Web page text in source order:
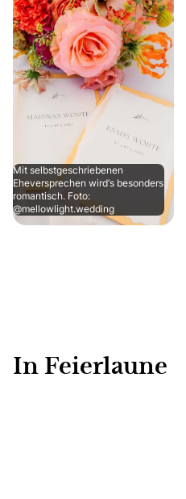
Mit selbstgeschriebenen
Eheversprechen wird‘s besonders
romantisch. Foto:
@mellowlight.wedding
In Feierlaune